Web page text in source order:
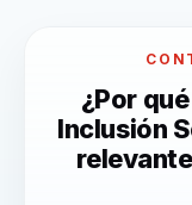
¿Por
Inclusión